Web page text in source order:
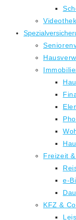
Videothek
Freizeit &
e-
KFZ & Co.